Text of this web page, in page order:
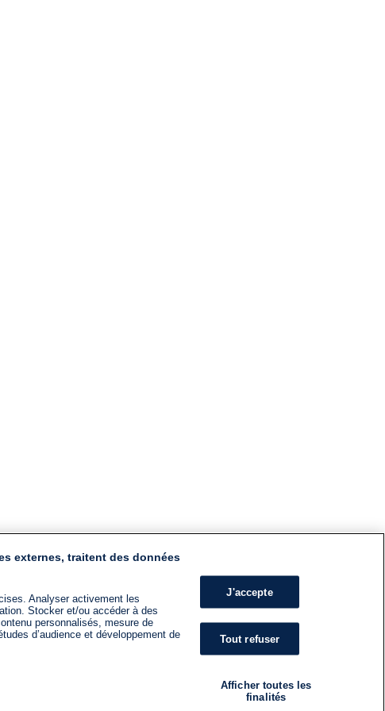
externes, traitent des données
Analyser activement les
Stocker et/ou accéder à des
personnalisés, mesure de
d’audience et développement de
J'accepte
Tout refuser
Afficher toutes les
finalités